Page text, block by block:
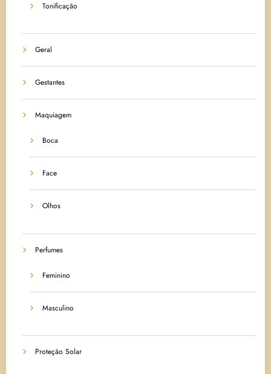
Tonificação
Geral
Gestantes
Maquiagem
Boca
Face
Olhos
Perfumes
Feminino
Masculino
Proteção Solar